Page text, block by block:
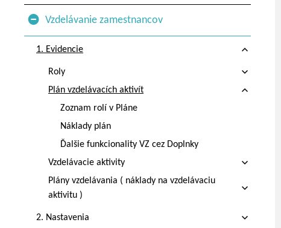
Vzdelávanie zamestnancov
1. Evidencie
Roly
Plán vzdelávacích aktivít
Zoznam rolí v Pláne
Náklady plán
Ďalšie funkcionality VZ cez Doplnky
Vzdelávacie aktivity
Plány vzdelávania ( náklady na vzdelávaciu
aktivitu )
2. Nastavenia